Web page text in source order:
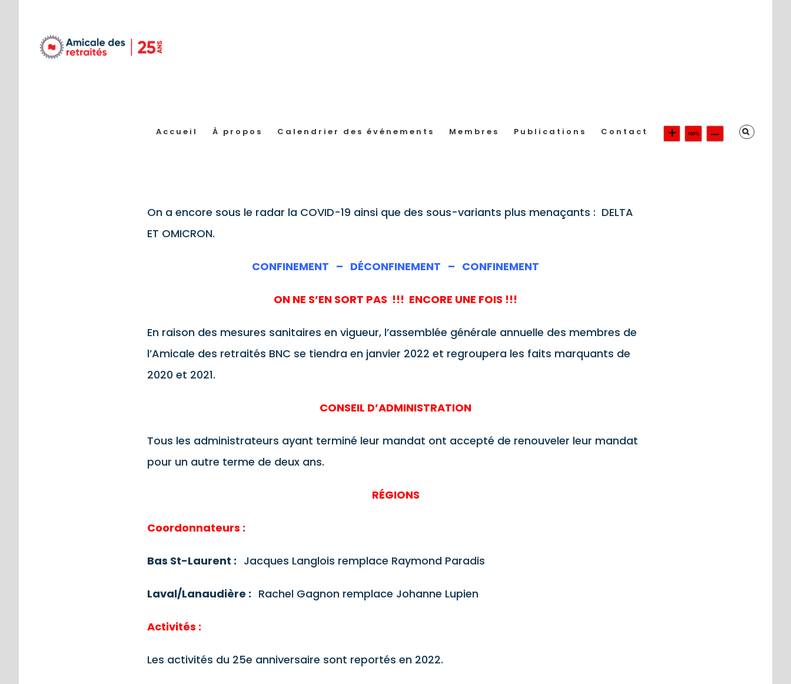
contenu
Accueil À propos Calendrier des événements Membres Publications Contact
On a encore sous le radar la COVID-19 ainsi que des sous-variants plus menaçants : DELTA
ET OMICRON.
CONFINEMENT – DÉCONFINEMENT – CONFINEMENT
ON NE S’EN SORT PAS !!! ENCORE UNE FOIS !!!
En raison des mesures sanitaires en vigueur, l’assemblée générale annuelle des membres de
l’Amicale des retraités BNC se tiendra en janvier 2022 et regroupera les faits marquants de
2020 et 2021.
CONSEIL D’ADMINISTRATION
Tous les administrateurs ayant terminé leur mandat ont accepté de renouveler leur mandat
pour un autre terme de deux ans.
RÉGIONS
Coordonnateurs :
Bas St-Laurent : Jacques Langlois remplace Raymond Paradis
Laval/Lanaudière : Rachel Gagnon remplace Johanne Lupien
Activités :
Les activités du 25e anniversaire sont reportés en 2022.